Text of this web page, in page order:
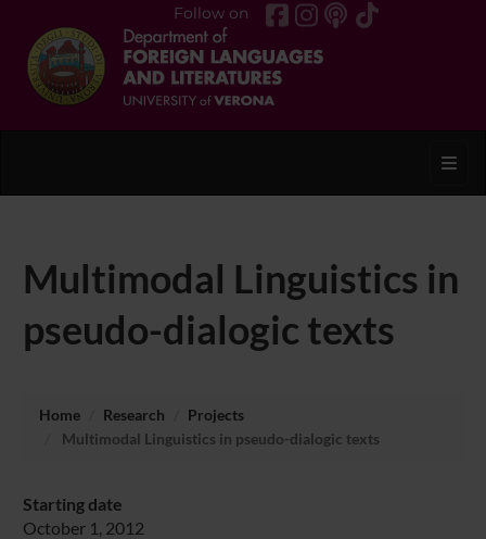
Follow on
Multimodal Linguistics in
pseudo-dialogic texts
Home Research
Projects
Multimodal Linguistics in pseudo-dialogic texts
Starting date
October 1, 2012